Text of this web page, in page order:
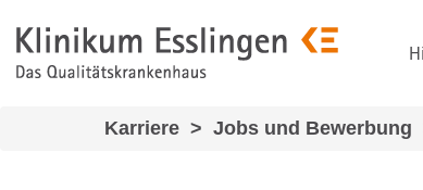
Karriere > Jobs und Bewerbung